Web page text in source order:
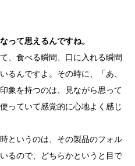
て思えるんですね。
、食べる瞬間、口に入れる瞬間
るんですよ。その時に、「あ、
象を持つのは、見ながら思って
っていて感覚的に心地よく感じ
というのは、その製品のフォル
るので、どちらかというと目で